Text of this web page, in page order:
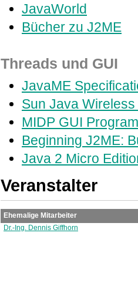
JavaWorld
Bücher zu J2ME
Threads und GUI
JavaME
Sun Java Wireless
MIDP GUI
Beginning J2ME:
Java 2 Micro
Veranstalter
Ehemalige Mitarbeiter
Dr.-Ing. Dennis Giffhorn